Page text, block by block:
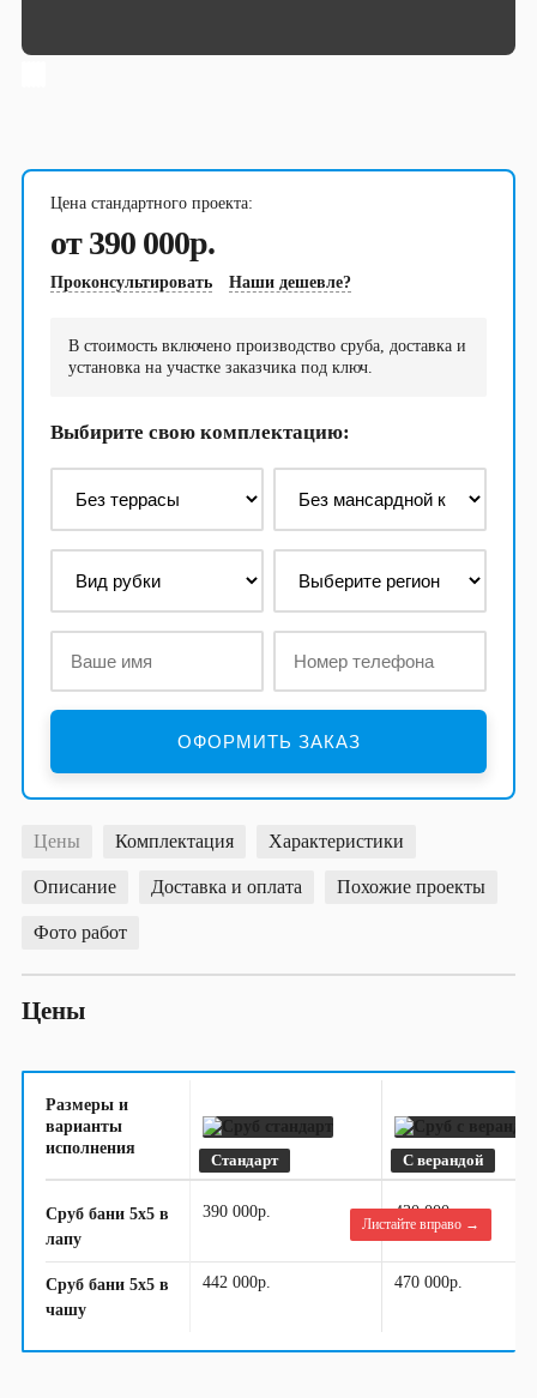
Сруб бани 4х5
Сруб бани 4х6
Сруб бани 4х7
Сруб бани 5х6
Сруб бани 6х7
Сруб бани 7х7
Цена стандартного проекта:
от 390 000р.
Проконсультировать Наши дешевле?
В стоимость включено производство сруба, доставка и
установка на участке заказчика под ключ.
Выбирите свою комплектацию:
Цены Комплектация Характеристики
Описание Доставка и оплата Похожие проекты
Фото работ
Цены
Листайте вправо →
Размеры и
варианты
исполнения
Стандарт С верандой
Сруб бани 5х5 в
лапу
390 000р. 430 000р.
Сруб бани 5х5 в
чашу
442 000р. 470 000р.